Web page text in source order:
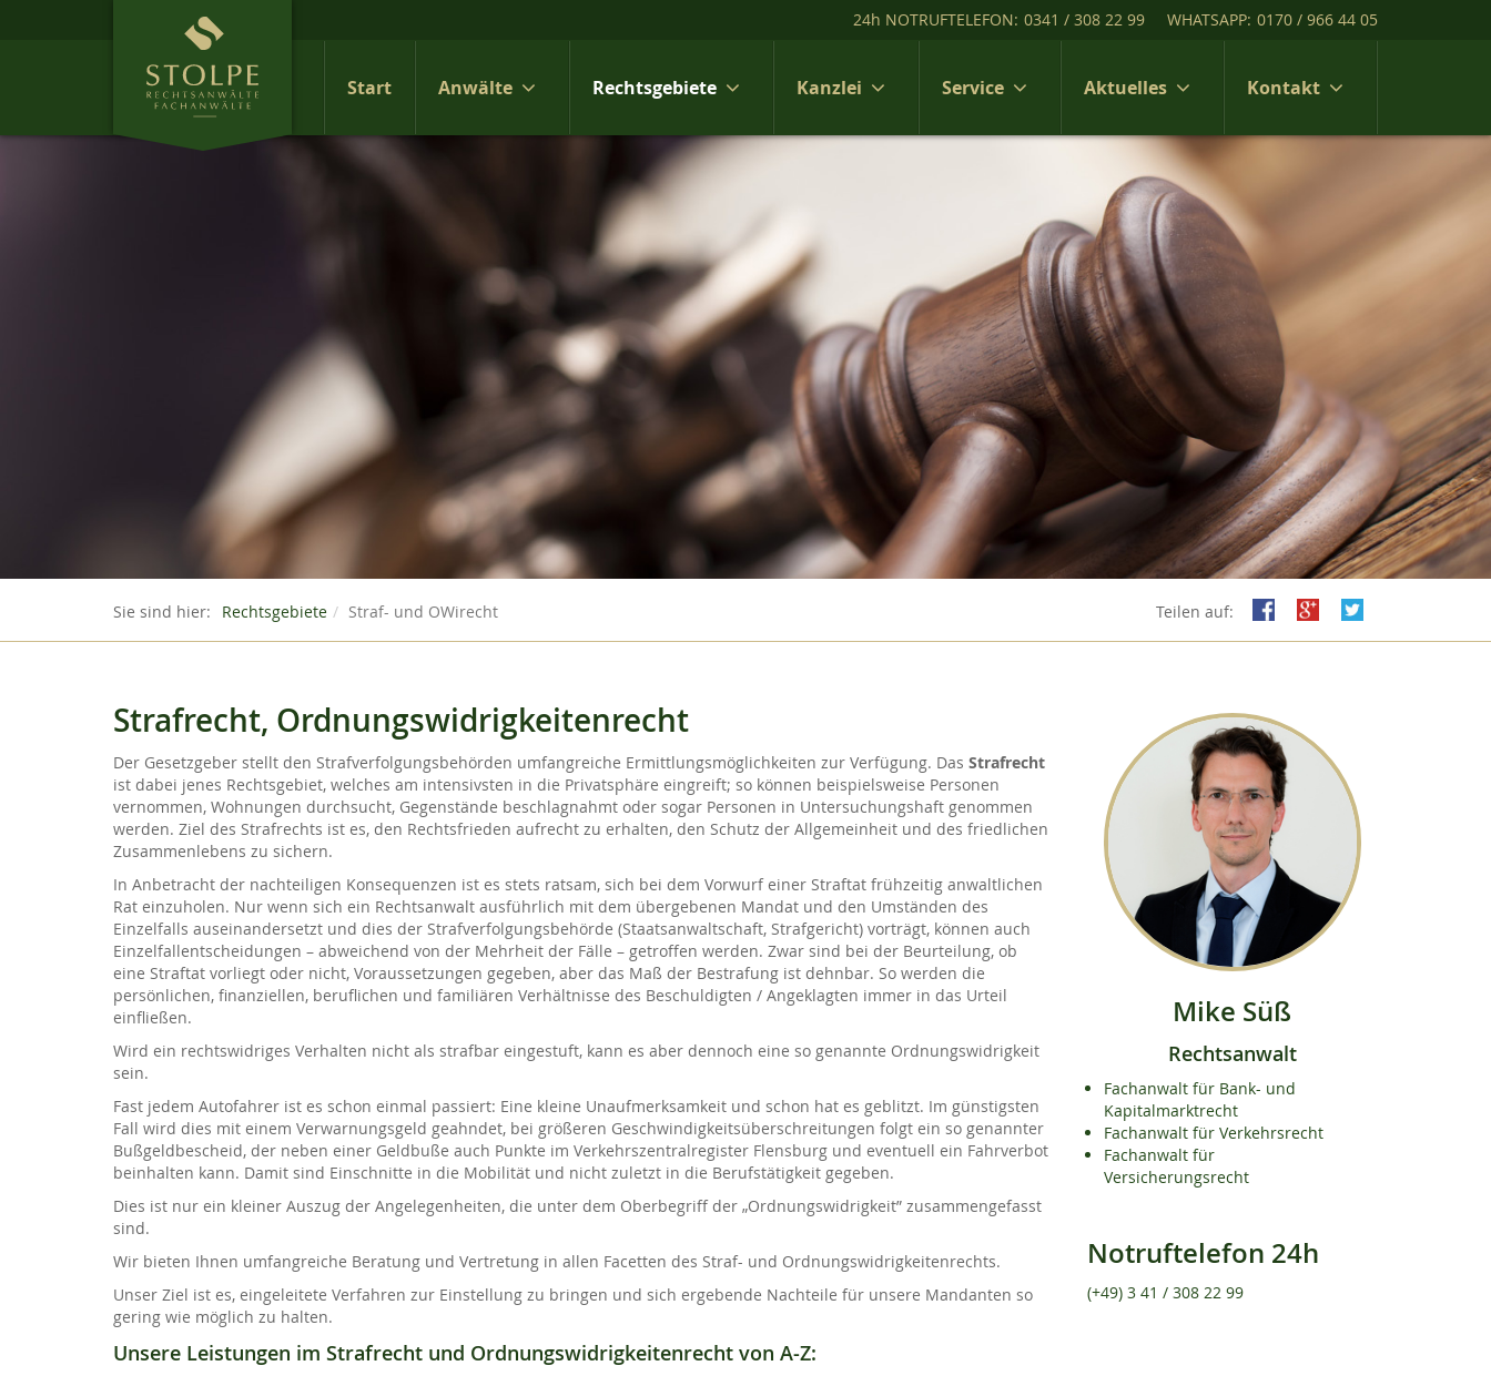
24h NOTRUFTELEFON: 0341 / 308 22 99 WHATSAPP: 0170 / 966 44 05
Start Anwälte Rechtsgebiete Kanzlei Service Aktuelles Kontakt
Sie sind hier: Rechtsgebiete Straf- und OWirecht Teilen auf:
Strafrecht, Ordnungswidrigkeitenrecht
Der Gesetzgeber stellt den Strafverfolgungsbehörden umfangreiche Ermittlungsmöglichkeiten zur Verfügung. Das Strafrecht
ist dabei jenes Rechtsgebiet, welches am intensivsten in die Privatsphäre eingreift; so können beispielsweise Personen
vernommen, Wohnungen durchsucht, Gegenstände beschlagnahmt oder sogar Personen in Untersuchungshaft genommen
werden. Ziel des Strafrechts ist es, den Rechtsfrieden aufrecht zu erhalten, den Schutz der Allgemeinheit und des friedlichen
Zusammenlebens zu sichern.
In Anbetracht der nachteiligen Konsequenzen ist es stets ratsam, sich bei dem Vorwurf einer Straftat frühzeitig anwaltlichen
Rat einzuholen. Nur wenn sich ein Rechtsanwalt ausführlich mit dem übergebenen Mandat und den Umständen des
Einzelfalls auseinandersetzt und dies der Strafverfolgungsbehörde (Staatsanwaltschaft, Strafgericht) vorträgt, können auch
Einzelfallentscheidungen – abweichend von der Mehrheit der Fälle – getroffen werden. Zwar sind bei der Beurteilung, ob
eine Straftat vorliegt oder nicht, Voraussetzungen gegeben, aber das Maß der Bestrafung ist dehnbar. So werden die
persönlichen, finanziellen, beruflichen und familiären Verhältnisse des Beschuldigten / Angeklagten immer in das Urteil
einfließen.
Wird ein rechtswidriges Verhalten nicht als strafbar eingestuft, kann es aber dennoch eine so genannte Ordnungswidrigkeit
sein.
Fast jedem Autofahrer ist es schon einmal passiert: Eine kleine Unaufmerksamkeit und schon hat es geblitzt. Im günstigsten
Fall wird dies mit einem Verwarnungsgeld geahndet, bei größeren Geschwindigkeitsüberschreitungen folgt ein so genannter
Bußgeldbescheid, der neben einer Geldbuße auch Punkte im Verkehrszentralregister Flensburg und eventuell ein Fahrverbot
beinhalten kann. Damit sind Einschnitte in die Mobilität und nicht zuletzt in die Berufstätigkeit gegeben.
Dies ist nur ein kleiner Auszug der Angelegenheiten, die unter dem Oberbegriff der „Ordnungswidrigkeit” zusammengefasst
sind.
Wir bieten Ihnen umfangreiche Beratung und Vertretung in allen Facetten des Straf- und Ordnungswidrigkeitenrechts.
Unser Ziel ist es, eingeleitete Verfahren zur Einstellung zu bringen und sich ergebende Nachteile für unsere Mandanten so
gering wie möglich zu halten.
Unsere Leistungen im Strafrecht und Ordnungswidrigkeitenrecht von A-Z:
Mike Süß
Rechtsanwalt
Fachanwalt für Bank- und
Kapitalmarktrecht
Fachanwalt für Verkehrsrecht
Fachanwalt für
Versicherungsrecht
Notruftelefon 24h
(+49) 3 41 / 308 22 99